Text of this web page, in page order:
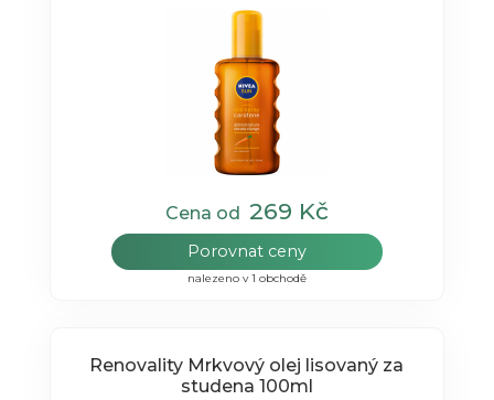
Cena od 269 Kč
Porovnat ceny
nalezeno v 1 obchodě
Renovality Mrkvový olej lisovaný za
studena 100ml